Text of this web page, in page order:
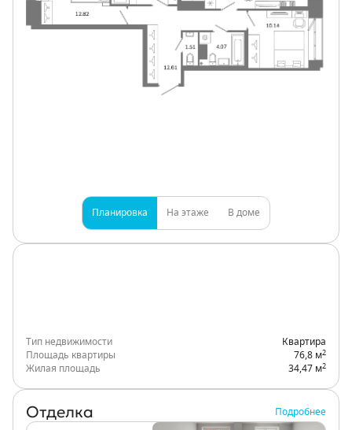
Планировка На этаже В доме
Тип недвижимости
Квартира
Площадь квартиры
76,8 м2
Жилая площадь 34,47 м2
Отделка Подробнее